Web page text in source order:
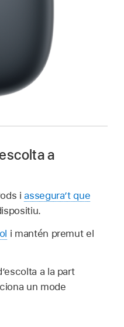
a
iassegura’t que
i mantén premut el
a la part
un mode